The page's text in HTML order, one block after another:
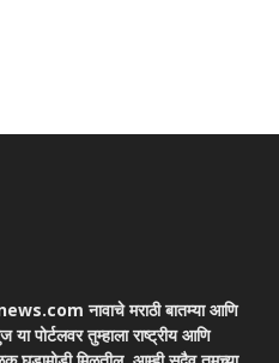
नावाचे मराठी बातम्या आणि
पोर्टलवर तुम्हाला राष्ट्रीय आणि